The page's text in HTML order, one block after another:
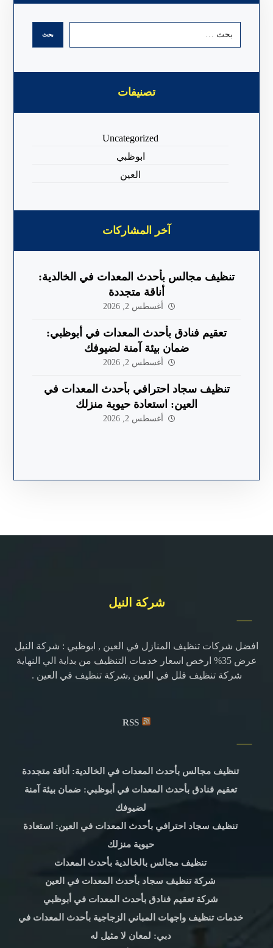
تصنيفات
Uncategorized
ابوظبي
العين
آخر المشاركات
تنظيف مجالس بأحدث المعدات في الخالدية:
أناقة متجددة
أغسطس 2, 2026
تعقيم فنادق بأحدث المعدات في أبوظبي:
ضمان بيئة آمنة لضيوفك
أغسطس 2, 2026
تنظيف سجاد احترافي بأحدث المعدات في
العين: استعادة حيوية منزلك
أغسطس 2, 2026
شركة النيل
افضل شركات تنظيف المنازل في العين , ابوظبي : شركة النيل
عرض 35% ارخص اسعار خدمات التنظيف من بداية الي النهاية
شركة تنظيف فلل في العين ,شركة تنظيف في العين .
RSS
تنظيف مجالس بأحدث المعدات في الخالدية: أناقة متجددة
تعقيم فنادق بأحدث المعدات في أبوظبي: ضمان بيئة آمنة
لضيوفك
تنظيف سجاد احترافي بأحدث المعدات في العين: استعادة
حيوية منزلك
تنظيف مجالس بالخالدية بأحدث المعدات
شركة تنظيف سجاد بأحدث المعدات في العين
شركة تعقيم فنادق بأحدث المعدات في أبوظبي
خدمات تنظيف واجهات المباني الزجاجية بأحدث المعدات في
دبي: لمعان لا مثيل له